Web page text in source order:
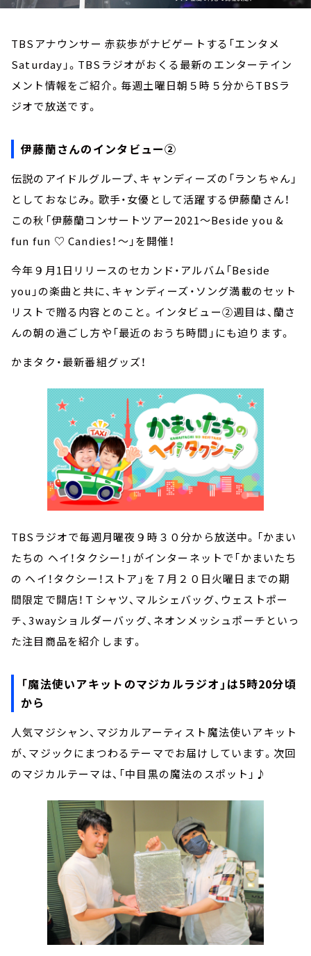
TBSアナウンサー 赤荻歩がナビゲートする「エンタメ
Saturday」。TBSラジオがおくる最新のエンターテイン
メント情報をご紹介。毎週土曜日朝５時５分からTBSラ
ジオで放送です。
伊藤蘭さんのインタビュー②
伝説のアイドルグループ、キャンディーズの「ランちゃん」
としておなじみ。歌手・女優として活躍する伊藤蘭さん！
この秋「伊藤蘭コンサートツアー2021～Beside you &
fun fun ♡ Candies！～」を開催！
今年９月1日リリースのセカンド・アルバム「Beside
you」の楽曲と共に、キャンディーズ・ソング満載のセット
リストで贈る内容とのこと。インタビュー②週目は、蘭さ
んの朝の過ごし方や「最近のおうち時間」にも迫ります。
かまタク・最新番組グッズ！
TBSラジオで毎週月曜夜９時３０分から放送中。「かまい
たちの ヘイ！タクシー！」がインターネットで「かまいたち
の ヘイ！タクシー！ストア」を７月２０日火曜日までの期
間限定で開店！Ｔシャツ、マルシェバッグ、ウェストポー
チ、3wayショルダーバッグ、ネオンメッシュポーチといっ
た注目商品を紹介します。
「魔法使いアキットのマジカルラジオ」は5時20分頃
から
人気マジシャン、マジカルアーティスト魔法使いアキット
が、マジックにまつわるテーマでお届けしています。次回
のマジカルテーマは、「中目黒の魔法のスポット」♪